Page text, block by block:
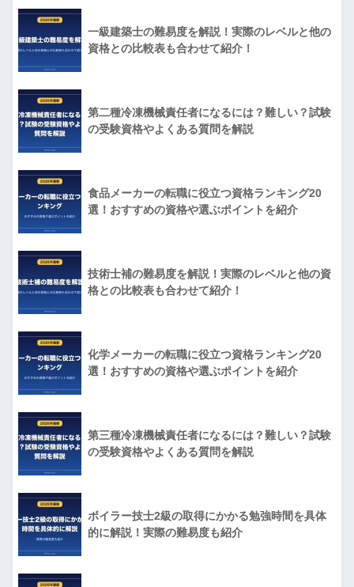
一級建築士の難易度を解説！実際のレベルと他の
資格との比較表も合わせて紹介！
第二種冷凍機械責任者になるには？難しい？試験
の受験資格やよくある質問を解説
食品メーカーの転職に役立つ資格ランキング20
選！おすすめの資格や選ぶポイントを紹介
技術士補の難易度を解説！実際のレベルと他の資
格との比較表も合わせて紹介！
化学メーカーの転職に役立つ資格ランキング20
選！おすすめの資格や選ぶポイントを紹介
第三種冷凍機械責任者になるには？難しい？試験
の受験資格やよくある質問を解説
ボイラー技士2級の取得にかかる勉強時間を具体
的に解説！実際の難易度も紹介